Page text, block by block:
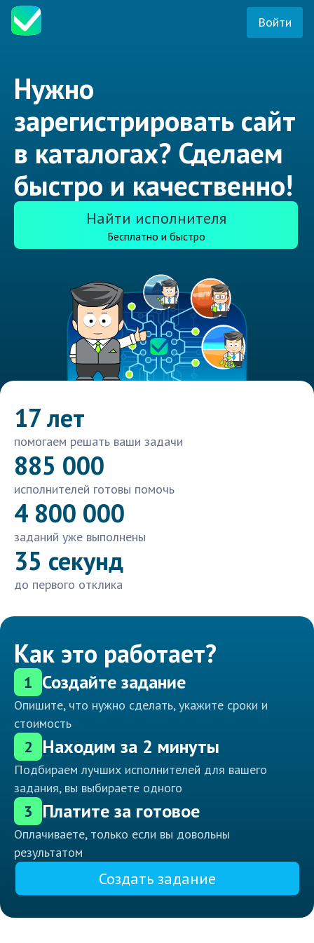
Войти
Нужно
зарегистрировать сайт
в каталогах? Сделаем
быстро и качественно!
Найти исполнителя
Бесплатно и быстро
17 лет
помогаем решать ваши задачи
885 000
исполнителей готовы помочь
4 800 000
заданий уже выполнены
35 секунд
до первого отклика
Как это работает?
1 Создайте задание
Опишите, что нужно сделать, укажите сроки и
стоимость
2 Находим за 2 минуты
Подбираем лучших исполнителей для вашего
задания, вы выбираете одного
3 Платите за готовое
Оплачиваете, только если вы довольны
результатом
Создать задание